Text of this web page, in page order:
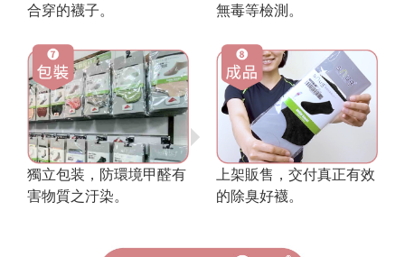
合穿的襪子。
無毒等檢測。
獨立包装，防環境甲醛有
害物質之汙染。
上架販售，交付真正有效
的除臭好襪。